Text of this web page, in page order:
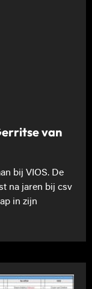
van
bij VIOS. De
na jaren bij csv
in zijn